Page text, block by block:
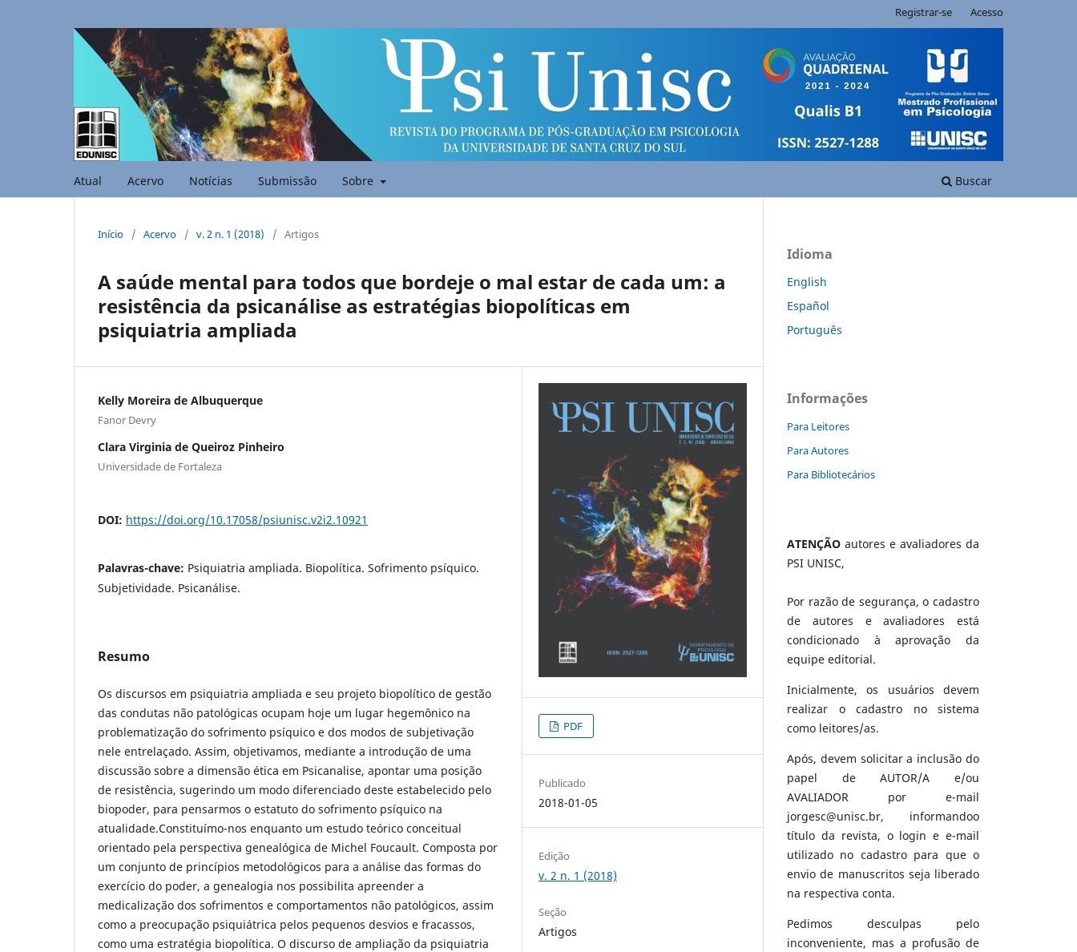
Atual Acervo Notícias Submissão Sobre Buscar
Registrar-se Acesso
Início / Acervo / v. 2 n. 1 (2018) / Artigos
A saúde mental para todos que bordeje o mal estar de cada um: a
resistência da psicanálise as estratégias biopolíticas em
psiquiatria ampliada
Kelly Moreira de Albuquerque
Fanor Devry
Clara Virginia de Queiroz Pinheiro
Universidade de Fortaleza
DOI: https://doi.org/10.17058/psiunisc.v2i2.10921
Palavras-chave: Psiquiatria ampliada. Biopolítica. Sofrimento psíquico.
Subjetividade. Psicanálise.
Resumo
Os discursos em psiquiatria ampliada e seu projeto biopolítico de gestão
das condutas não patológicas ocupam hoje um lugar hegemônico na
problematização do sofrimento psíquico e dos modos de subjetivação
nele entrelaçado. Assim, objetivamos, mediante a introdução de uma
discussão sobre a dimensão ética em Psicanalise, apontar uma posição
de resistência, sugerindo um modo diferenciado deste estabelecido pelo
biopoder, para pensarmos o estatuto do sofrimento psíquico na
atualidade.Constituímo-nos enquanto um estudo teórico conceitual
orientado pela perspectiva genealógica de Michel Foucault. Composta por
um conjunto de princípios metodológicos para a análise das formas do
exercício do poder, a genealogia nos possibilita apreender a
medicalização dos sofrimentos e comportamentos não patológicos, assim
como a preocupação psiquiátrica pelos pequenos desvios e fracassos,
como uma estratégia biopolítica. O discurso de ampliação da psiquiatria
PDF
Publicado
2018-01-05
Edição
v. 2 n. 1 (2018)
Seção
Artigos
Idioma
English
Español
Português
Informações
Para Leitores
Para Autores
Para Bibliotecários
ATENÇÃO autores e avaliadores da
PSI UNISC,
Por razão de segurança, o cadastro
de autores e avaliadores está
condicionado à aprovação da
equipe editorial.
Inicialmente, os usuários devem
realizar o cadastro no sistema
como leitores/as.
Após, devem solicitar a inclusão do
papel de AUTOR/A e/ou
AVALIADOR por e-mail
jorgesc@unisc.br, informandoo
título da revista, o login e e-mail
utilizado no cadastro para que o
envio de manuscritos seja liberado
na respectiva conta.
Pedimos desculpas pelo
inconveniente, mas a profusão de